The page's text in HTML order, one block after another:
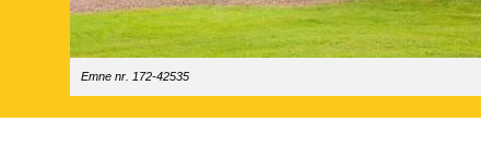
Emne nr. 172-42535